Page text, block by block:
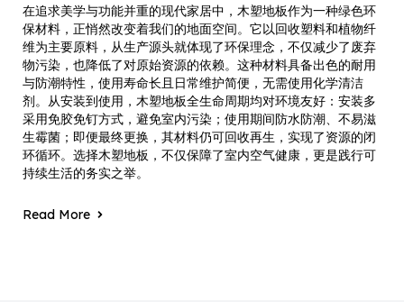
在追求美学与功能并重的现代家居中，木塑地板作为一种绿色环
保材料，正悄然改变着我们的地面空间。它以回收塑料和植物纤
维为主要原料，从生产源头就体现了环保理念，不仅减少了废弃
物污染，也降低了对原始资源的依赖。这种材料具备出色的耐用
与防潮特性，使用寿命长且日常维护简便，无需使用化学清洁
剂。从安装到使用，木塑地板全生命周期均对环境友好：安装多
采用免胶免钉方式，避免室内污染；使用期间防水防潮、不易滋
生霉菌；即便最终更换，其材料仍可回收再生，实现了资源的闭
环循环。选择木塑地板，不仅保障了室内空气健康，更是践行可
持续生活的务实之举。
Read More